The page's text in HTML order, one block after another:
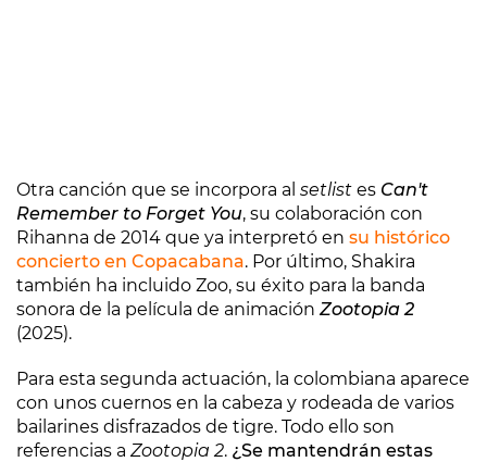
Otra canción que se incorpora al setlist es Can't
Remember to Forget You, su colaboración con
Rihanna de 2014 que ya interpretó en su histórico
concierto en Copacabana. Por último, Shakira
también ha incluido Zoo, su éxito para la banda
sonora de la película de animación Zootopia 2
(2025).
Para esta segunda actuación, la colombiana aparece
con unos cuernos en la cabeza y rodeada de varios
bailarines disfrazados de tigre. Todo ello son
referencias a Zootopia 2. ¿Se mantendrán estas